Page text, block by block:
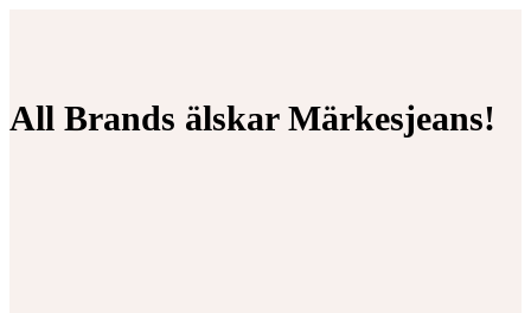
All Brands älskar Märkesjeans!